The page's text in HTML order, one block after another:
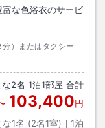
な色浴衣のサービ
分）またはタクシー
な2名 1泊1部屋 合計
103,400円
な1名 (2名1室)｜ 1泊